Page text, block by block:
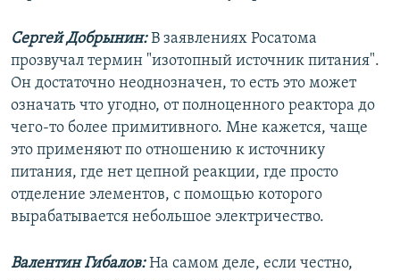
Сергей Добрынин:В заявлениях Росатома
прозвучал термин "изотопный источник питания".
Он достаточно неоднозначен, то есть это может
означать что угодно, от полноценного реактора до
чего-то более примитивного. Мне кажется, чаще
это применяют по отношению к источнику
питания, где нет цепной реакции, где просто
отделение элементов, с помощью которого
вырабатывается небольшое электричество.
Валентин Гибалов:На самом деле, если честно,